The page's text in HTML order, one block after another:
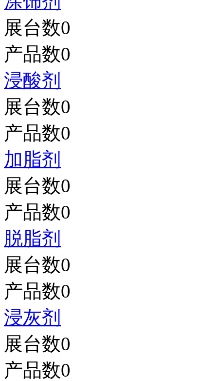
展台数0
产品数0
浸酸剂
展台数0
产品数0
加脂剂
展台数0
产品数0
脱脂剂
展台数0
产品数0
浸灰剂
展台数0
产品数0